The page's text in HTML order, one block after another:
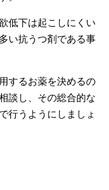
低下は起こしにくい
い抗うつ剤である事
するお薬を決めるの
談し、その総合的な
行うようにしましょ